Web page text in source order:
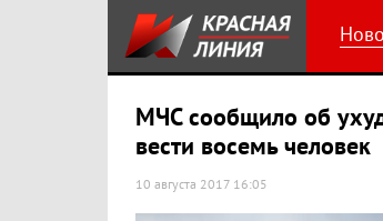
МЧС сообщило об
вести восемь человек
10 августа 2017 16:05